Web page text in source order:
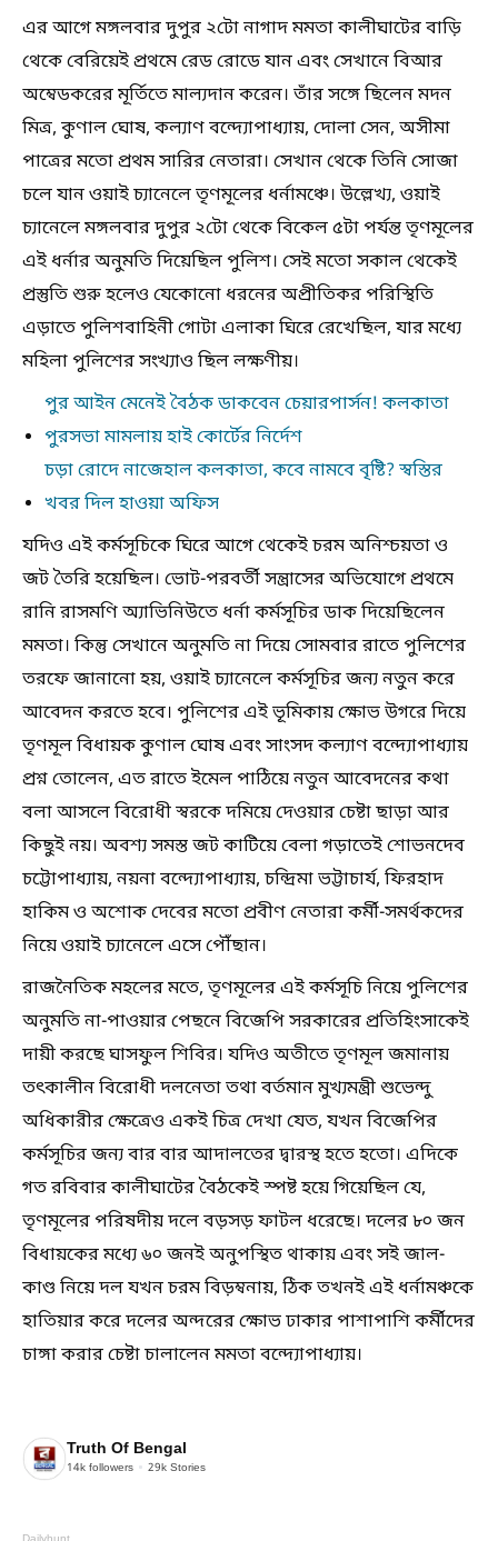
এর আগে মঙ্গলবার দুপুর ২টো নাগাদ মমতা কালীঘাটের বাড়ি
থেকে বেরিয়েই প্রথমে রেড রোডে যান এবং সেখানে বিআর
অম্বেডকরের মূর্তিতে মাল্যদান করেন। তাঁর সঙ্গে ছিলেন মদন
মিত্র, কুণাল ঘোষ, কল্যাণ বন্দ্যোপাধ্যায়, দোলা সেন, অসীমা
পাত্রের মতো প্রথম সারির নেতারা। সেখান থেকে তিনি সোজা
চলে যান ওয়াই চ্যানেলে তৃণমূলের ধর্নামঞ্চে। উল্লেখ্য, ওয়াই
চ্যানেলে মঙ্গলবার দুপুর ২টো থেকে বিকেল ৫টা পর্যন্ত তৃণমূলের
এই ধর্নার অনুমতি দিয়েছিল পুলিশ। সেই মতো সকাল থেকেই
প্রস্তুতি শুরু হলেও যেকোনো ধরনের অপ্রীতিকর পরিস্থিতি
এড়াতে পুলিশবাহিনী গোটা এলাকা ঘিরে রেখেছিল, যার মধ্যে
মহিলা পুলিশের সংখ্যাও ছিল লক্ষণীয়।
পুর আইন মেনেই বৈঠক ডাকবেন চেয়ারপার্সন! কলকাতা
পুরসভা মামলায় হাই কোর্টের নির্দেশ
চড়া রোদে নাজেহাল কলকাতা, কবে নামবে বৃষ্টি? স্বস্তির
খবর দিল হাওয়া অফিস
যদিও এই কর্মসূচিকে ঘিরে আগে থেকেই চরম অনিশ্চয়তা ও
জট তৈরি হয়েছিল। ভোট-পরবর্তী সন্ত্রাসের অভিযোগে প্রথমে
রানি রাসমণি অ্যাভিনিউতে ধর্না কর্মসূচির ডাক দিয়েছিলেন
মমতা। কিন্তু সেখানে অনুমতি না দিয়ে সোমবার রাতে পুলিশের
তরফে জানানো হয়, ওয়াই চ্যানেলে কর্মসূচির জন্য নতুন করে
আবেদন করতে হবে। পুলিশের এই ভূমিকায় ক্ষোভ উগরে দিয়ে
তৃণমূল বিধায়ক কুণাল ঘোষ এবং সাংসদ কল্যাণ বন্দ্যোপাধ্যায়
প্রশ্ন তোলেন, এত রাতে ইমেল পাঠিয়ে নতুন আবেদনের কথা
বলা আসলে বিরোধী স্বরকে দমিয়ে দেওয়ার চেষ্টা ছাড়া আর
কিছুই নয়। অবশ্য সমস্ত জট কাটিয়ে বেলা গড়াতেই শোভনদেব
চট্টোপাধ্যায়, নয়না বন্দ্যোপাধ্যায়, চন্দ্রিমা ভট্টাচার্য, ফিরহাদ
হাকিম ও অশোক দেবের মতো প্রবীণ নেতারা কর্মী-সমর্থকদের
নিয়ে ওয়াই চ্যানেলে এসে পৌঁছান।
রাজনৈতিক মহলের মতে, তৃণমূলের এই কর্মসূচি নিয়ে পুলিশের
অনুমতি না-পাওয়ার পেছনে বিজেপি সরকারের প্রতিহিংসাকেই
দায়ী করছে ঘাসফুল শিবির। যদিও অতীতে তৃণমূল জমানায়
তৎকালীন বিরোধী দলনেতা তথা বর্তমান মুখ্যমন্ত্রী শুভেন্দু
অধিকারীর ক্ষেত্রেও একই চিত্র দেখা যেত, যখন বিজেপির
কর্মসূচির জন্য বার বার আদালতের দ্বারস্থ হতে হতো। এদিকে
গত রবিবার কালীঘাটের বৈঠকেই স্পষ্ট হয়ে গিয়েছিল যে,
তৃণমূলের পরিষদীয় দলে বড়সড় ফাটল ধরেছে। দলের ৮০ জন
বিধায়কের মধ্যে ৬০ জনই অনুপস্থিত থাকায় এবং সই জাল-
কাণ্ড নিয়ে দল যখন চরম বিড়ম্বনায়, ঠিক তখনই এই ধর্নামঞ্চকে
হাতিয়ার করে দলের অন্দরের ক্ষোভ ঢাকার পাশাপাশি কর্মীদের
চাঙ্গা করার চেষ্টা চালালেন মমতা বন্দ্যোপাধ্যায়।
Truth Of Bengal
14k followers 29k Stories